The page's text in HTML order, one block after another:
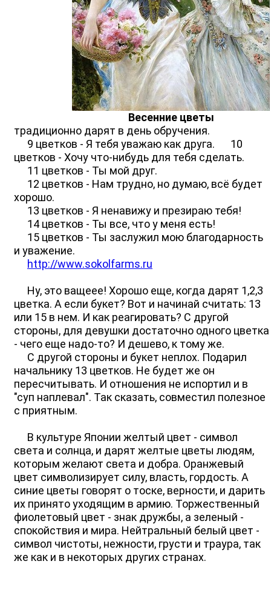
Весенние цветы
традиционно дарят в день обручения.
9 цветков - Я тебя уважаю как друга. 10
цветков - Хочу что-нибудь для тебя сделать.
11 цветков - Ты мой друг.
12 цветков - Нам трудно, но думаю, всё будет
хорошо.
13 цветков - Я ненавижу и презираю тебя!
14 цветков - Ты все, что у меня есть!
15 цветков - Ты заслужил мою благодарность
и уважение.
http://www.sokolfarms.ru
Ну, это ващеее! Хорошо еще, когда дарят 1,2,3
цветка. А если букет? Вот и начинай считать: 13
или 15 в нем. И как реагировать? С другой
стороны, для девушки достаточно одного цветка
- чего еще надо-то? И дешево, к тому же.
С другой стороны и букет неплох. Подарил
начальнику 13 цветков. Не будет же он
пересчитывать. И отношения не испортил и в
"суп наплевал". Так сказать, совместил полезное
с приятным.
В культуре Японии желтый цвет - символ
света и солнца, и дарят желтые цветы людям,
которым желают света и добра. Оранжевый
цвет символизирует силу, власть, гордость. А
синие цветы говорят о тоске, верности, и дарить
их принято уходящим в армию. Торжественный
фиолетовый цвет - знак дружбы, а зеленый -
спокойствия и мира. Нейтральный белый цвет -
символ чистоты, нежности, грусти и траура, так
же как и в некоторых других странах.